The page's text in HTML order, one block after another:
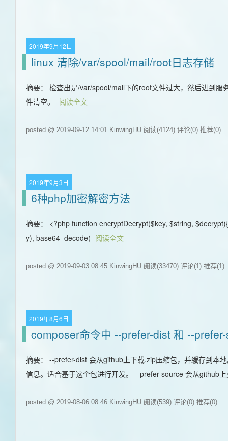
2019年9月12日
linux 清除/var/spool/mail/root日志存储
摘要： 检查出是/var/spool/mail下的root文件过大，然后进到
件清空。
阅读全文
posted @ 2019-09-12 14:01 KinwingHU 阅读(4124) 评论(0) 推荐(0)
2019年9月3日
6种php加密解密方法
摘要： <?php function encryptDecrypt($key, $string,
y), base64_decode( 阅读全文
posted @ 2019-09-03 08:45 KinwingHU 阅读(33470) 评论(1) 推荐(1)
2019年8月6日
composer命令中 --prefer-dist 和 --
摘要： --prefer-dist 会从github上下载.zip压缩包，并缓存到本
信息。适合基于这个包进行开发。 --prefer-source 会从github
posted @ 2019-08-06 08:46 KinwingHU 阅读(539) 评论(0) 推荐(0)